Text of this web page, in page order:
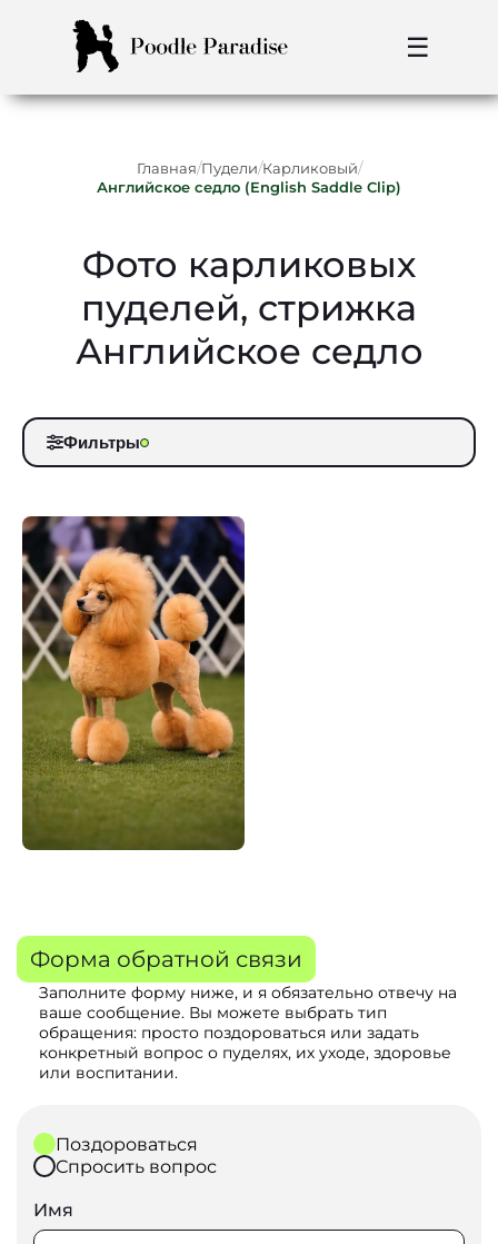
☰
Главная/Пудели/Карликовый/
Английское седло (English Saddle Clip)
Фото карликовых
пуделей, стрижка
Английское седло
Фильтры
Форма обратной связи
Заполните форму ниже, и я обязательно отвечу на
ваше сообщение. Вы можете выбрать тип
обращения: просто поздороваться или задать
конкретный вопрос о пуделях, их уходе, здоровье
или воспитании.
Поздороваться
Спросить вопрос
Имя